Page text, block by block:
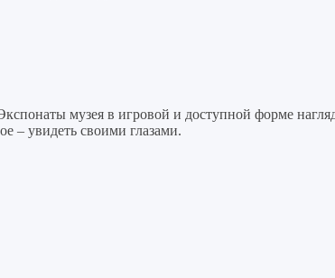
музея в игровой и доступной форме
– увидеть своими глазами.